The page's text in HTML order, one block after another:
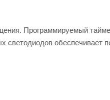
Программируемый
светодиодов